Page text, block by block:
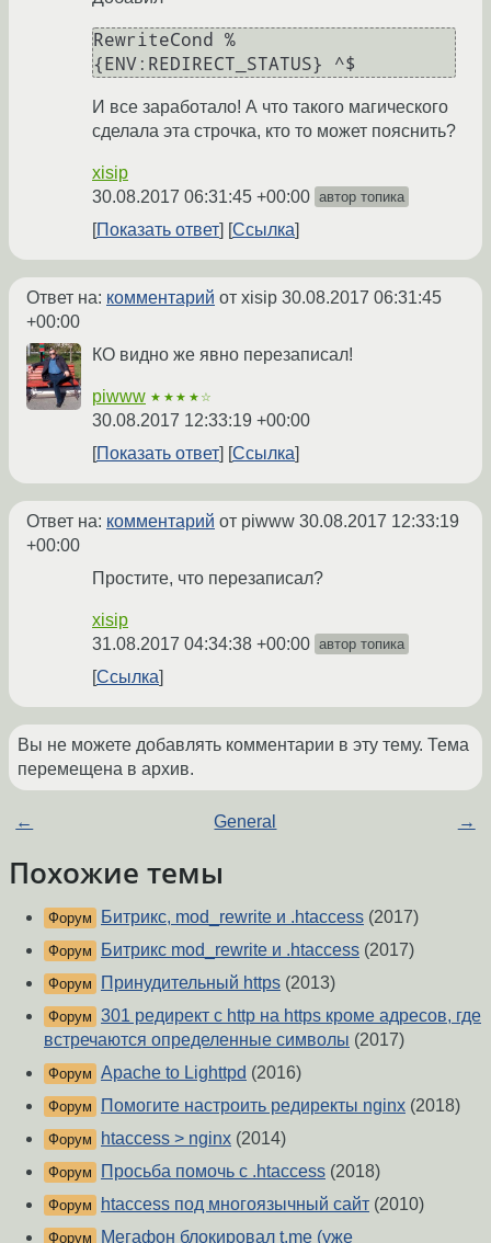
RewriteCond %
И все заработало! А что такого магического
сделала эта строчка, кто то может пояснить?
xisip
30.08.2017 06:31:45 +00:00 автор топика
Показать ответ Ссылка
Ответ на: комментарий от xisip 30.08.2017 06:31:45
+00:00
КО видно же явно перезаписал!
piwww ★★★★☆
30.08.2017 12:33:19 +00:00
Показать ответ
Ссылка
Ответ на: комментарий от piwww 30.08.2017 12:33:19
+00:00
Простите, что перезаписал?
xisip
31.08.2017 04:34:38 +00:00 автор топика
Ссылка
Вы не можете добавлять комментарии в эту тему. Тема
перемещена в архив.
← General →
Похожие темы
Форум Битрикс, mod_rewrite и .htaccess (2017)
Форум Битрикс mod_rewrite и .htaccess (2017)
Форум Принудительный https (2013)
Форум 301 редирект с http на https кроме адресов, где
встречаются определенные символы (2017)
Форум Apache to Lighttpd (2016)
Форум Помогите настроить редиректы nginx (2018)
Форум htaccess > nginx (2014)
Форум Просьба помочь с .htaccess (2018)
Форум htaccess под многоязычный сайт (2010)
Форум Мегафон блокировал t.me (уже